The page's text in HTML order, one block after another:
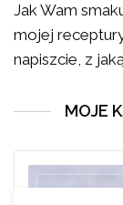
Jak Wam
mojej
napiszcie, z
MOJE